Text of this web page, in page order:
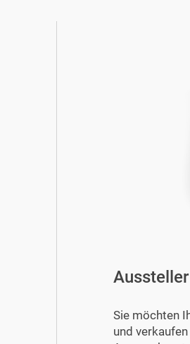
Sie möchten
und